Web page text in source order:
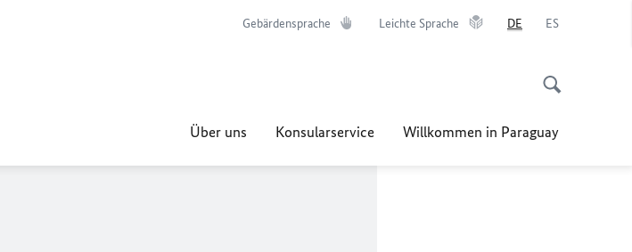
Gebärdensprache Leichte Sprache DE ES
Über uns Konsularservice Willkommen in Paraguay